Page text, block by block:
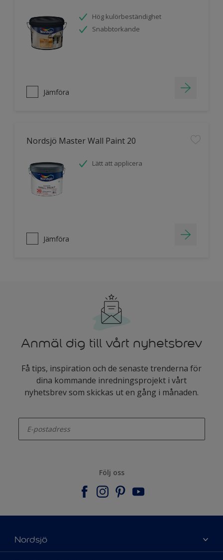
Hög kulörbeständighet
Snabbtorkande
Jämföra
Nordsjö Master Wall Paint 20
Lätt att applicera
Jämföra
Anmäl dig till vårt nyhetsbrev
Få tips, inspiration och de senaste trenderna för
dina kommande inredningsprojekt i vårt
nyhetsbrev som skickas ut en gång i månaden.
Följ oss
Nordsjö